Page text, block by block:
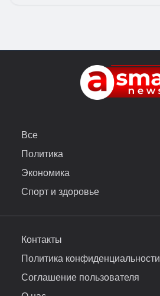
Все
Политика
Экономика
Спорт и здоровье
Контакты
Политика конфиденциальности
Соглашение пользователя